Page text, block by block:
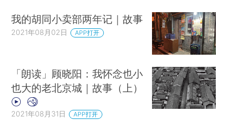
我的胡同小卖部两年记｜故事
2021年08月02日 APP打开
「朗读」顾晓阳：我怀念也小
也大的老北京城｜故事（上）
2021年08月31日 APP打开